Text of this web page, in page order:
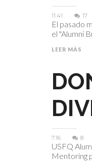
11:41 17
El pasado
el "Alumni
LEER MÁS
7:16 8
USFQ
Mentoring